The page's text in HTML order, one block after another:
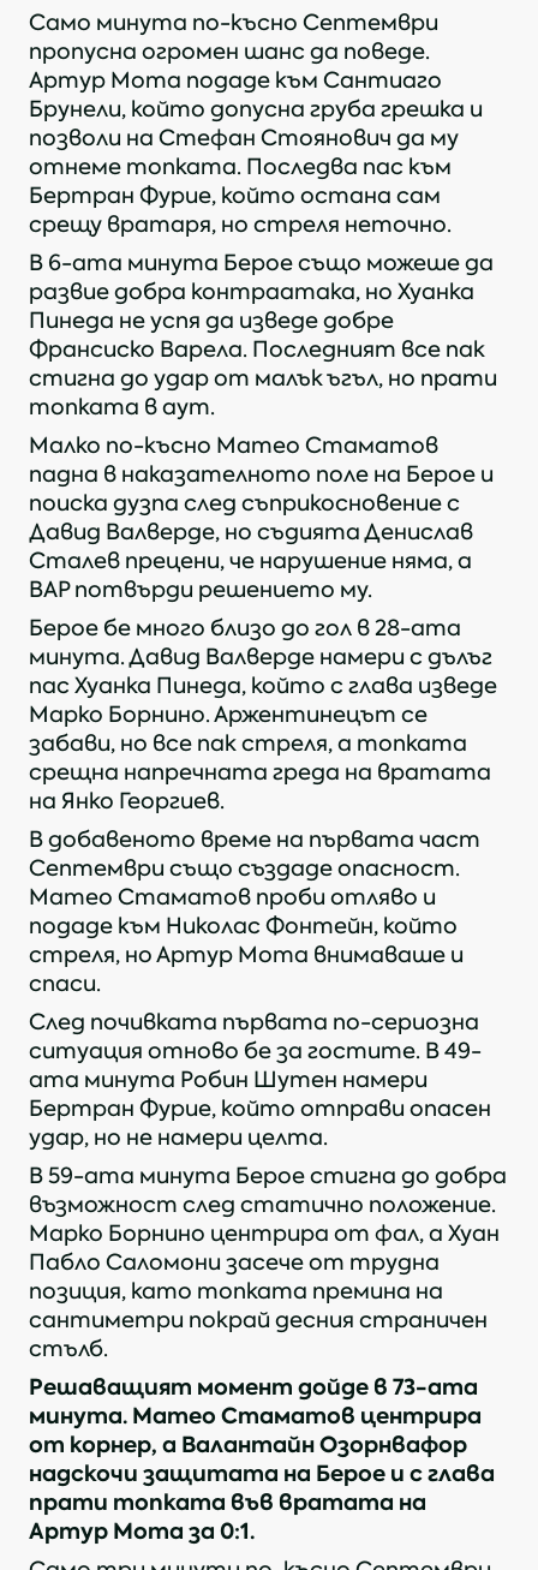
Само минута по-късно Септември
пропусна огромен шанс да поведе.
Артур Мота подаде към Сантиаго
Брунели, който допусна груба грешка и
позволи на Стефан Стоянович да му
отнеме топката. Последва пас към
Бертран Фурие, който остана сам
срещу вратаря, но стреля неточно.
В 6-ата минута Берое също можеше да
развие добра контраатака, но Хуанка
Пинеда не успя да изведе добре
Франсиско Варела. Последният все пак
стигна до удар от малък ъгъл, но прати
топката в аут.
Малко по-късно Матео Стаматов
падна в наказателното поле на Берое и
поиска дузпа след съприкосновение с
Давид Валверде, но съдията Денислав
Сталев прецени, че нарушение няма, а
ВАР потвърди решението му.
Берое бе много близо до гол в 28-ата
минута. Давид Валверде намери с дълъг
пас Хуанка Пинеда, който с глава изведе
Марко Борнино. Аржентинецът се
забави, но все пак стреля, а топката
срещна напречната греда на вратата
на Янко Георгиев.
В добавеното време на първата част
Септември също създаде опасност.
Матео Стаматов проби отляво и
подаде към Николас Фонтейн, който
стреля, но Артур Мота внимаваше и
спаси.
След почивката първата по-сериозна
ситуация отново бе за гостите. В 49-
ата минута Робин Шутен намери
Бертран Фурие, който отправи опасен
удар, но не намери целта.
В 59-ата минута Берое стигна до добра
възможност след статично положение.
Марко Борнино центрира от фал, а Хуан
Пабло Саломони засече от трудна
позиция, като топката премина на
сантиметри покрай десния страничен
стълб.
Решаващият момент дойде в 73-ата
минута. Матео Стаматов центрира
от корнер, а Валантайн Озорнвафор
надскочи защитата на Берое и с глава
прати топката във вратата на
Артур Мота за 0:1.